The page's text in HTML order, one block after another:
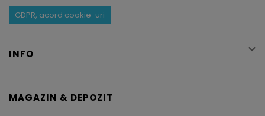
GDPR, acord cookie-uri
INFO 
MAGAZIN & DEPOZIT